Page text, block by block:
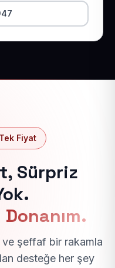
Fiyat
Sürpriz
ve şeffaf bir rakamla
desteğe her şey